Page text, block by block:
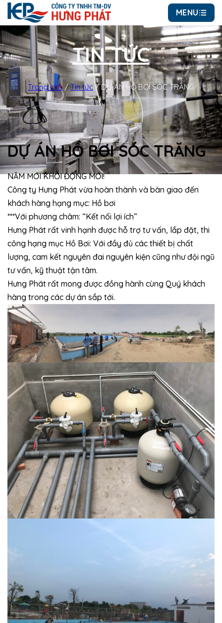
MENU
TIN TỨC
Trang chủ/Tin tức/DỰ ÁN HỒ BƠI SÓC TRĂNG
DỰ ÁN HỒ BƠI SÓC TRĂNG
NĂM MỚI KHỞI ĐỘNG MỚI!
Công ty Hưng Phát vừa hoàn thành và bàn giao đến
khách hàng hạng mục: Hồ bơi
***Với phương châm: “Kết nối lợi ích”
Hưng Phát rất vinh hạnh được hỗ trợ tư vấn, lắp đặt, thi
công hạng mục Hồ Bơi: Với đầy đủ các thiết bị chất
lượng, cam kết nguyên đai nguyên kiện cũng như đội ngũ
tư vấn, kỹ thuật tận tâm.
Hưng Phát rất mong được đồng hành cùng Quý khách
hàng trong các dự án sắp tới.